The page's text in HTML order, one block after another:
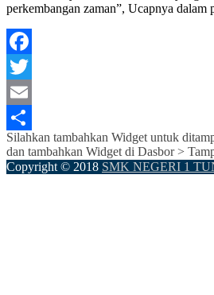
perkembangan zaman”, Ucapnya dalam
Facebook
Twitter
Email
Share
Silahkan tambahkan Widget untuk
dan tambahkan Widget di Dasbor >
Copyright © 2018 SMK NEGERI 1